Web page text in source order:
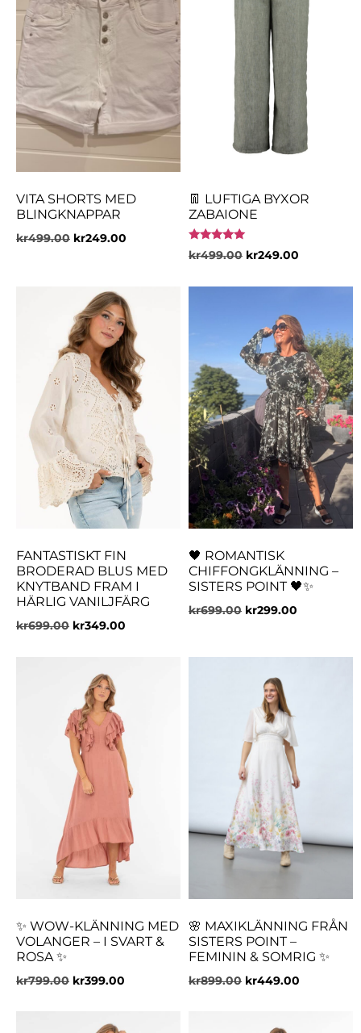
VITA SHORTS MED
BLINGKNAPPAR
kr499.00 kr249.00
👖 LUFTIGA BYXOR
ZABAIONE
Betygsatt
5.00
kr499.00 kr249.00
FANTASTISKT FIN
BRODERAD BLUS MED
KNYTBAND FRAM I
HÄRLIG VANILJFÄRG
kr699.00 kr349.00
🖤 ROMANTISK
CHIFFONGKLÄNNING –
SISTERS POINT 🖤✨
kr699.00 kr299.00
✨ WOW-KLÄNNING MED
VOLANGER – I SVART &
ROSA ✨
kr799.00 kr399.00
🌸 MAXIKLÄNNING FRÅN
SISTERS POINT –
FEMININ & SOMRIG ✨
kr899.00 kr449.00